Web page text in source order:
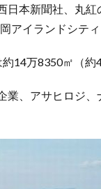
日本新聞社、丸
アイランドシテ
14万8350㎡（
業、アサヒロジ